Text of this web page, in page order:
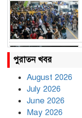
পুরাতন খবর
August 2026
July 2026
June 2026
May 2026